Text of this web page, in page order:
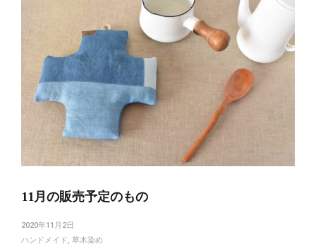
11月の販売予定のもの
2020年11月2日
ハンドメイド, 草木染め